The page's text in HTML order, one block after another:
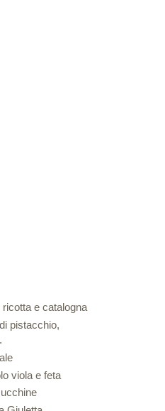
e catalogna
pistacchio,
viola e feta